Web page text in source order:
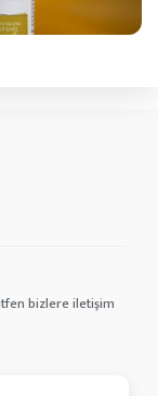
bizlere iletişim